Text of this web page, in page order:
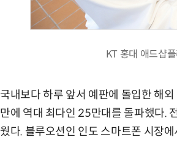
KT 홍대 애드샵
국내보다 하루 앞서 예판에 돌입한 해
만에 역대 최다인 25만대를 돌파했다.
웠다. 블루오션인 인도 스마트폰 시장